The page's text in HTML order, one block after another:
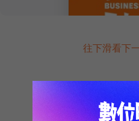
往下滑看下